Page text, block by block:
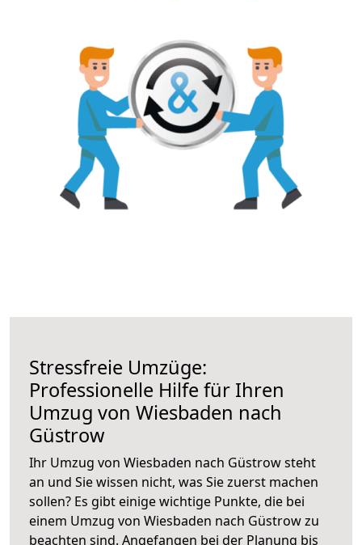
Stressfreie Umzüge:
Professionelle Hilfe für Ihren
Umzug von Wiesbaden nach
Güstrow
Ihr Umzug von Wiesbaden nach Güstrow steht
an und Sie wissen nicht, was Sie zuerst machen
sollen? Es gibt einige wichtige Punkte, die bei
einem Umzug von Wiesbaden nach Güstrow zu
beachten sind. Angefangen bei der Planung bis